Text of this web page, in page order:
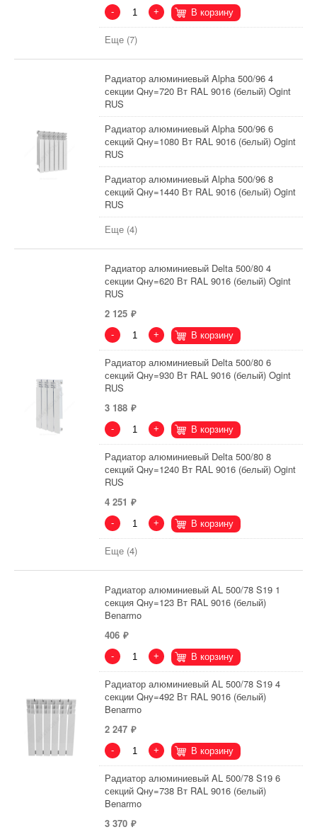
- + В корзину
Еще (7)
Радиатор алюминиевый Alpha 500/96 4
секции Qну=720 Вт RAL 9016 (белый) Ogint
RUS
Радиатор алюминиевый Alpha 500/96 6
секций Qну=1080 Вт RAL 9016 (белый) Ogint
RUS
Радиатор алюминиевый Alpha 500/96 8
секций Qну=1440 Вт RAL 9016 (белый) Ogint
RUS
Еще (4)
Радиатор алюминиевый Delta 500/80 4
секции Qну=620 Вт RAL 9016 (белый) Ogint
RUS
2 125
- + В корзину
Радиатор алюминиевый Delta 500/80 6
секций Qну=930 Вт RAL 9016 (белый) Ogint
RUS
3 188
- + В корзину
Радиатор алюминиевый Delta 500/80 8
секций Qну=1240 Вт RAL 9016 (белый) Ogint
RUS
4 251
- + В корзину
Еще (4)
Радиатор алюминиевый AL 500/78 S19 1
секция Qну=123 Вт RAL 9016 (белый)
Benarmo
406
- + В корзину
Радиатор алюминиевый AL 500/78 S19 4
секции Qну=492 Вт RAL 9016 (белый)
Benarmo
2 247
- + В корзину
Радиатор алюминиевый AL 500/78 S19 6
секций Qну=738 Вт RAL 9016 (белый)
Benarmo
3 370